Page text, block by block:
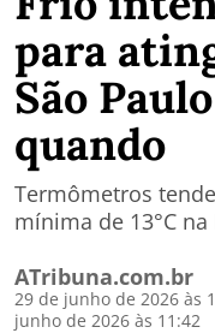
para
São
quando
Termômetros
mínima de 13°C
ATribuna.com.br
29 de junho de 2026 às
junho de 2026 às 11:42